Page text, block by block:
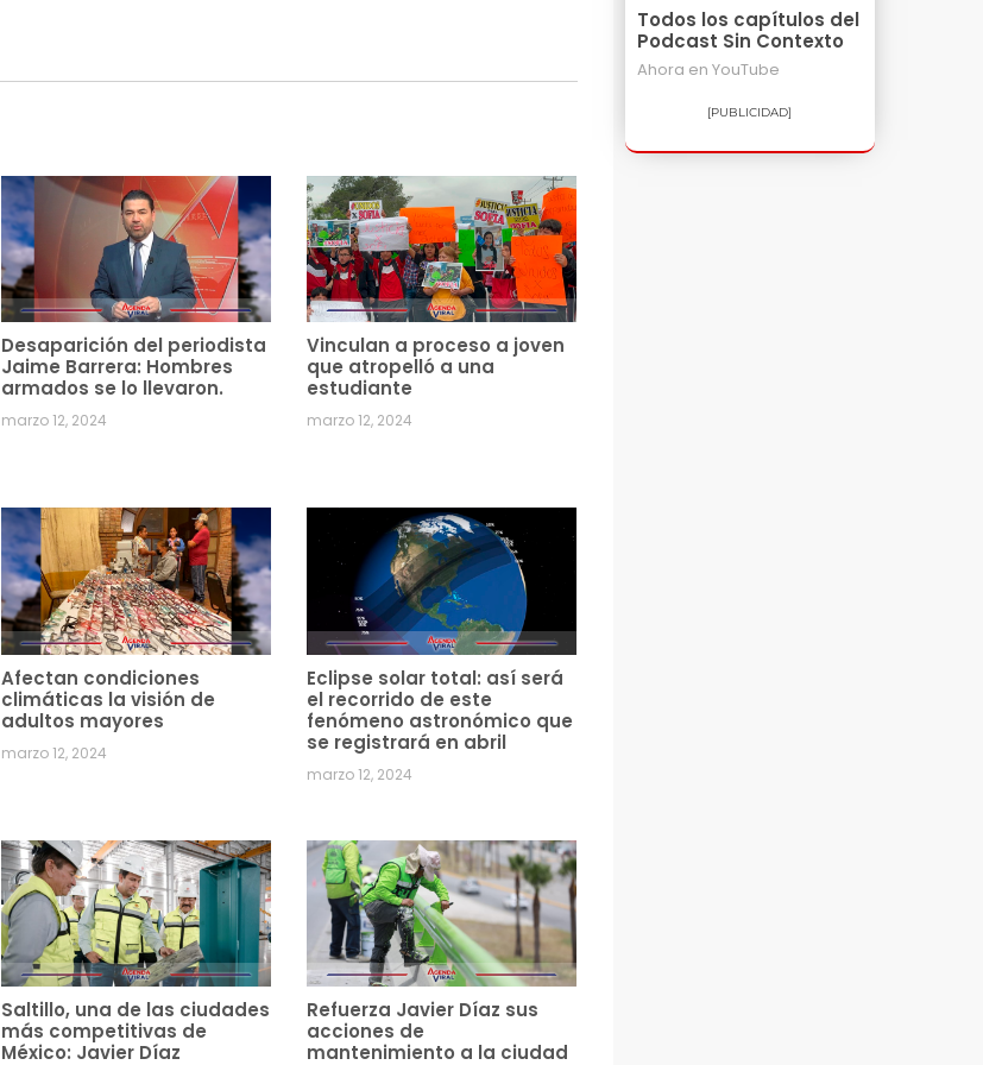
Desaparición del periodista
Jaime Barrera: Hombres
armados se lo llevaron.
marzo 12, 2024
Vinculan a proceso a joven
que atropelló a una
estudiante
marzo 12, 2024
Afectan condiciones
climáticas la visión de
adultos mayores
marzo 12, 2024
Eclipse solar total: así será
el recorrido de este
fenómeno astronómico que
se registrará en abril
marzo 12, 2024
Saltillo, una de las ciudades
más competitivas de
México: Javier Díaz
Refuerza Javier Díaz sus
acciones de
mantenimiento a la ciudad
Todos los capítulos del
Podcast Sin Contexto
Ahora en YouTube
[PUBLICIDAD]